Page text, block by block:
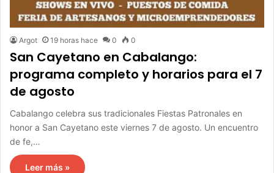
Argot 19 horas hace 0 0
San Cayetano en Cabalango:
programa completo y horarios para el 7
de agosto
Cabalango celebra sus tradicionales Fiestas Patronales en
honor a San Cayetano este viernes 7 de agosto. Un encuentro
de fe,…
Leer más »